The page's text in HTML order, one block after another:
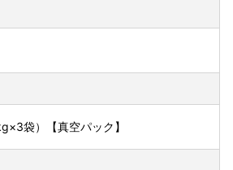
袋）【真空パック】